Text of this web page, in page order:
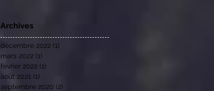
Archives
décembre 2022 (1)
mars 2022 (1)
février 2022 (1)
août 2021 (1)
septembre 2020 (2)